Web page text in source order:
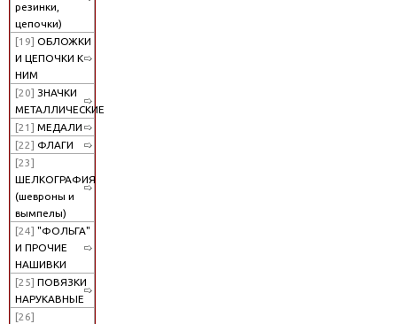
резинки,
цепочки)
[19] ОБЛОЖКИ
И ЦЕПОЧКИ К
НИМ
[20] ЗНАЧКИ
МЕТАЛЛИЧЕСКИЕ
[21] МЕДАЛИ
[22] ФЛАГИ
[23]
ШЕЛКОГРАФИЯ
(шевроны и
вымпелы)
[24] "ФОЛЬГА"
И ПРОЧИЕ
НАШИВКИ
[25] ПОВЯЗКИ
НАРУКАВНЫЕ
[26]